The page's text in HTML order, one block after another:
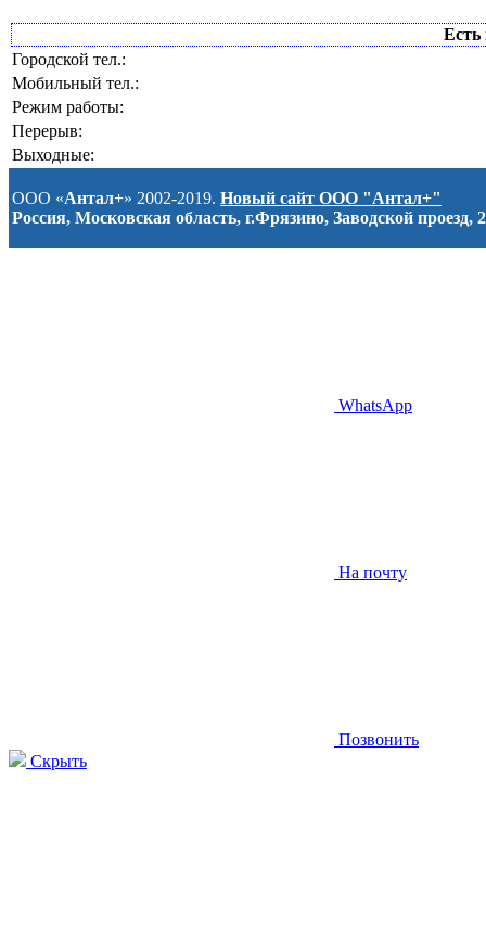
Есть
Городской тел.:
Мобильный тел.:
Режим работы:
Перерыв:
Выходные:
ООО «Антал+» 2002-2019. Новый сайт ООО "Антал+"
Россия, Московская область, г.Фрязино, Заводской проезд, 2
WhatsApp
На почту
Позвонить
Скрыть